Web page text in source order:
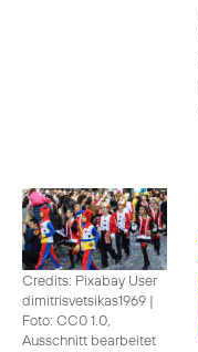
Credits: Pixabay User
dimitrisvetsikas1969 |
Foto: CC0 1.0,
Ausschnitt bearbeitet